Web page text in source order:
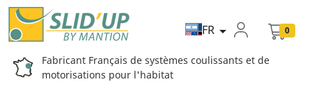
Fabricant Français de systèmes coulissants et de
motorisations pour l'habitat
FR  0